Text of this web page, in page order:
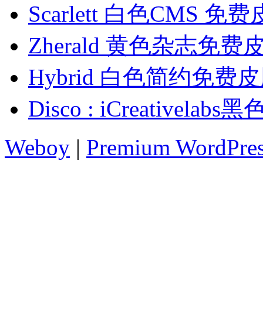
Scarlett 白色CMS 免费
Zherald 黄色杂志免费
Hybrid 白色简约免费
Disco : iCreativelabs黑
Weboy | Premium